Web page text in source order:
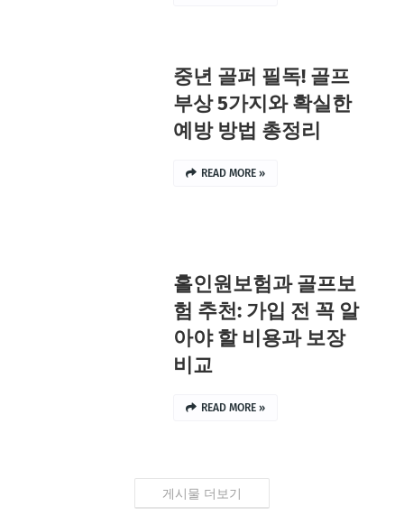
중년 골퍼 필독! 골프
부상 5가지와 확실한
예방 방법 총정리
READ MORE »
홀인원보험과 골프보
험 추천: 가입 전 꼭 알
아야 할 비용과 보장
비교
READ MORE »
게시물 더보기